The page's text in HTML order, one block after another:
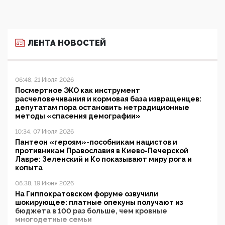
ЛЕНТА НОВОСТЕЙ
06:48, 21 Июля 2026
Посмертное ЭКО как инструмент
расчеловечивания и кормовая база извращенцев:
депутатам пора остановить нетрадиционные
методы «спасения демографии»
10:34, 07 Июля 2026
Пантеон «героям»-пособникам нацистов и
противникам Православия в Киево-Печерской
Лавре: Зеленский и Ко показывают миру рога и
копыта
06:38, 19 Июня 2026
На Гиппократовском форуме озвучили
шокирующее: платные опекуны получают из
бюджета в 100 раз больше, чем кровные
многодетные семьи